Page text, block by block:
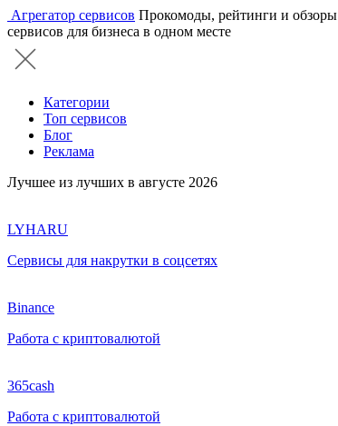
Агрегатор сервисов Прокомоды, рейтинги и обзоры
сервисов для бизнеса в одном месте
Категории
Топ сервисов
Блог
Реклама
Лучшее из лучших в августе 2026
LYHARU
Сервисы для накрутки в соцсетях
Binance
Работа с криптовалютой
365cash
Работа с криптовалютой